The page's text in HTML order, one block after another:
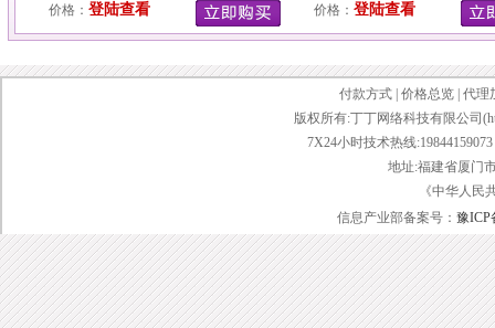
价格： 登陆查看
价格： 登陆查看
付款方式 价格总览 代理
版权所有:丁丁网络科技有限公司
7X24小时技术热线
地址:福建省厦门
《中华人民
信息产业部备案号： 豫ICP